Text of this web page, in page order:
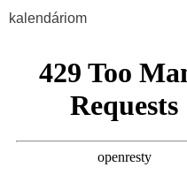
kalendáriom